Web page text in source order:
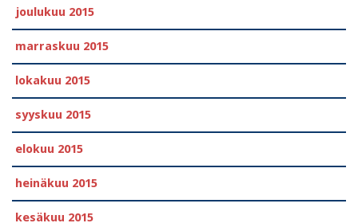
joulukuu 2015
marraskuu 2015
lokakuu 2015
syyskuu 2015
elokuu 2015
heinäkuu 2015
kesäkuu 2015